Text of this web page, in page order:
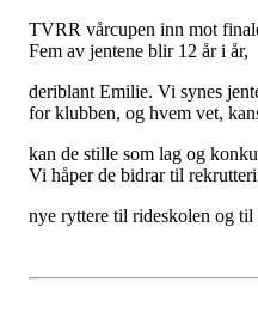
TVRR vårcupen inn mot
Fem av jentene blir 12 år i år,
deriblant Emilie. Vi synes
for klubben, og hvem vet,
kan de stille som lag og
Vi håper de bidrar til
nye ryttere til rideskolen og